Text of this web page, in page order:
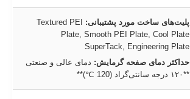
پلیت‌های ساخت مورد پشتیبانی:
Textured PEI
Plate, Smooth PEI Plate, Cool Plate
SuperTack, Engineering Plate
حداکثر دمای صفحه گرمایش: دمای عالی و صنعتی
**۱۲۰ درجه سانتی‌گراد (120 ℃)**